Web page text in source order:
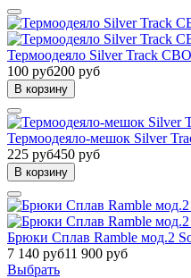
Термоодеяло Silver Track
100 руб200 руб
В корзину
Термоодеяло-мешок Silver
225 руб450 руб
В корзину
Брюки Сплав Ramble мод.2
7 140 руб11 900 руб
Выбрать